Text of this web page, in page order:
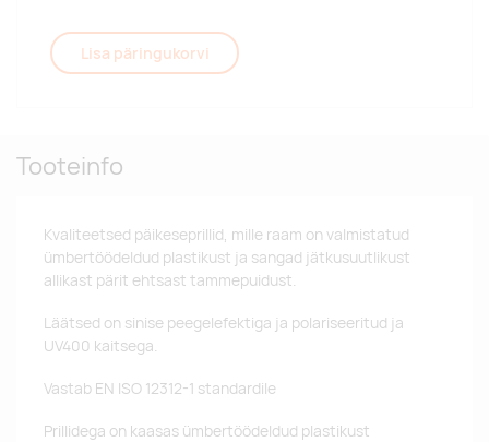
Lisa päringukorvi
Tooteinfo
Kvaliteetsed päikeseprillid, mille raam on valmistatud
ümbertöödeldud plastikust ja sangad jätkusuutlikust
allikast pärit ehtsast tammepuidust.
Läätsed on sinise peegelefektiga ja polariseeritud ja
UV400 kaitsega.
Vastab EN ISO 12312-1 standardile
Prillidega on kaasas ümbertöödeldud plastikust